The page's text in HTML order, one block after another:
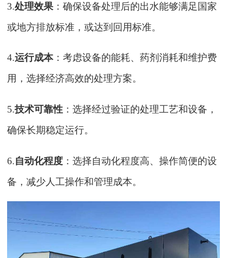
3.处理效果 ：确保设备处理后的出水能够满足国家
或地方排放标准，或达到回用标准。
4.运行成本 ：考虑设备的能耗、药剂消耗和维护费
用，选择经济高效的处理方案。
5.技术可靠性 ：选择经过验证的处理工艺和设备，
确保长期稳定运行。
6.自动化程度 ：选择自动化程度高、操作简便的设
备，减少人工操作和管理成本。